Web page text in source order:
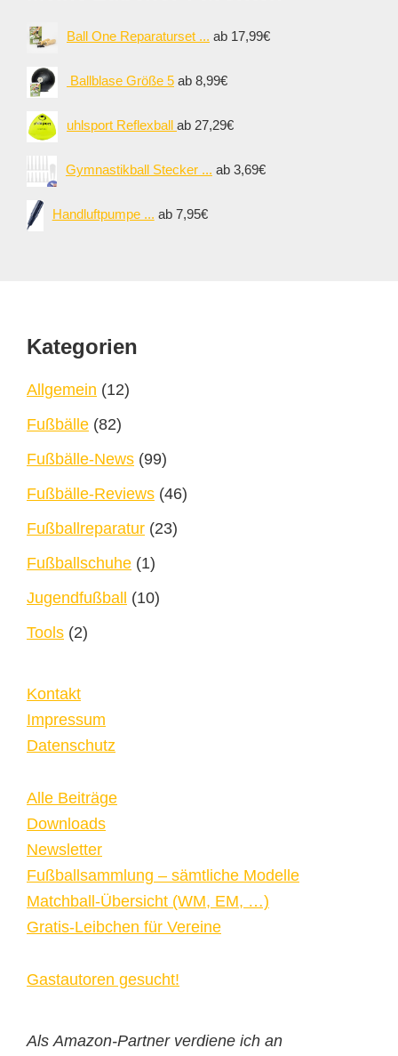
Ball One Reparaturset ... ab 17,99€
Ballblase Größe 5 ab 8,99€
uhlsport Reflexball ab 27,29€
Gymnastikball Stecker ... ab 3,69€
Handluftpumpe ... ab 7,95€
Footer
Kategorien
Allgemein (12)
Fußbälle (82)
Fußbälle-News (99)
Fußbälle-Reviews (46)
Fußballreparatur (23)
Fußballschuhe (1)
Jugendfußball (10)
Tools (2)
Kontakt
Impressum
Datenschutz
Alle Beiträge
Downloads
Newsletter
Fußballsammlung – sämtliche Modelle
Matchball-Übersicht (WM, EM, …)
Gratis-Leibchen für Vereine
Gastautoren gesucht!
Als Amazon-Partner verdiene ich an